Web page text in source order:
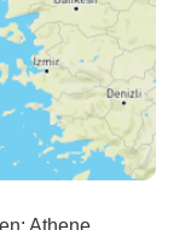
Athene,